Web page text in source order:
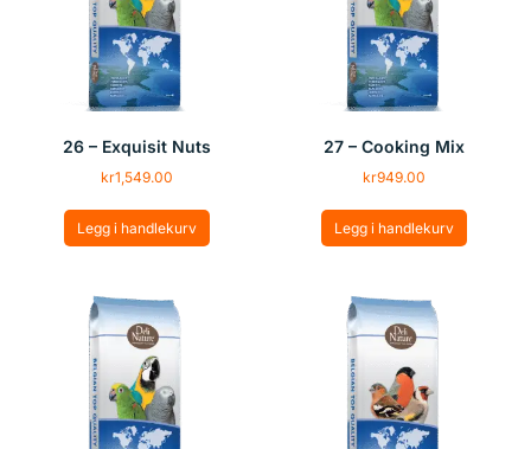
26 – Exquisit Nuts
kr1,549.00
Legg i handlekurv
27 – Cooking Mix
kr949.00
Legg i handlekurv